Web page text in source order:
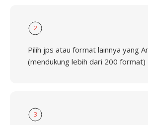
2
Pilih jps atau format lainnya yang
(mendukung lebih dari 200 format)
3